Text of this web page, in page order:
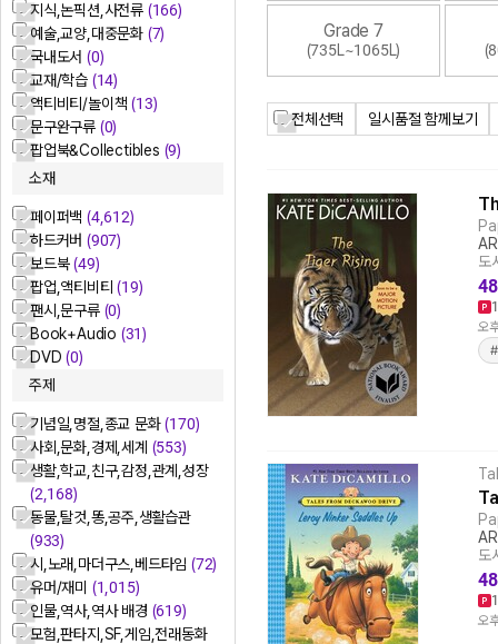
지식,논픽션,사전류 (166)
예술,교양,대중문화 (7)
국내도서 (0)
교재/학습 (14)
액티비티/놀이책(13)
문구완구류 (0)
팝업북&Collectibles (9)
소재
페이퍼백 (4,612)
하드커버 (907)
보드북(49)
팝업,액티비티(19)
팬시,문구류 (0)
Book+Audio (31)
DVD(0)
주제
기념일,명절,종교 문화(170)
사회,문화,경제,세계 (553)
생활,학교,친구,감정,관계,성장
(2,168)
동물,탈것,똥,공주,생활습관
(933)
시,노래,마더구스,베드타임(72)
유머/재미 (1,015)
인물,역사,역사 배경 (619)
모험,판타지,SF,게임,전래동화
Grade 7
(735L~1065L)
전체선택 일시품절 함께보기
도
48
오
도
48
오